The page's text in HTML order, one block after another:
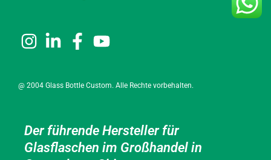
@ 2004 Glass Bottle Custom. Alle Rechte vorbehalten.
Der führende Hersteller für
Glasflaschen im Großhandel in